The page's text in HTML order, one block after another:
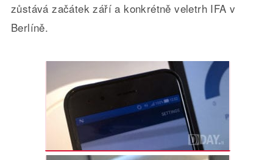
zůstává začátek září a konkrétně veletrh IFA v
Berlíně.